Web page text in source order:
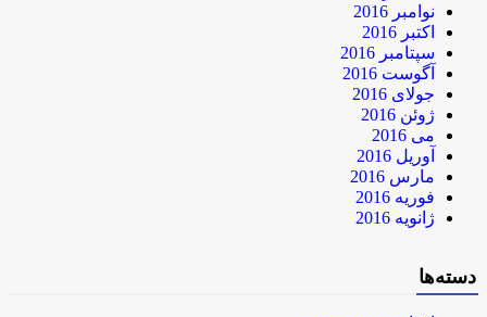
نوامبر 2016
اکتبر 2016
سپتامبر 2016
آگوست 2016
جولای 2016
ژوئن 2016
می 2016
آوریل 2016
مارس 2016
فوریه 2016
ژانویه 2016
دسته‌ها